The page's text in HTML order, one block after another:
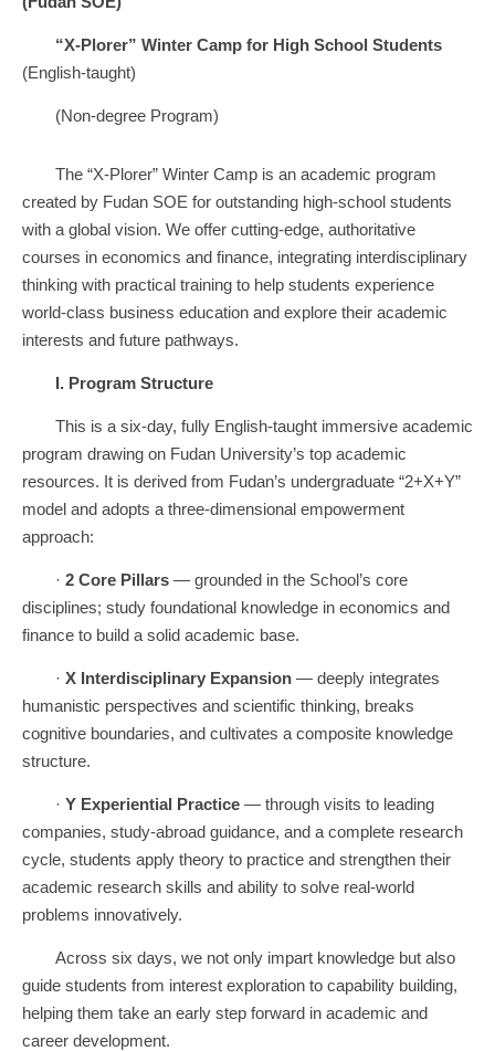
“X-Plorer” Winter Camp for High School Students
(English-taught)
(Non-degree Program)
The “X-Plorer” Winter Camp is an academic program
created by Fudan SOE for outstanding high-school students
with a global vision. We offer cutting-edge, authoritative
courses in economics and finance, integrating interdisciplinary
thinking with practical training to help students experience
world-class business education and explore their academic
interests and future pathways.
I. Program Structure
This is a six-day, fully English-taught immersive academic
program drawing on Fudan University’s top academic
resources. It is derived from Fudan’s undergraduate “2+X+Y”
model and adopts a three-dimensional empowerment
approach:
· 2 Core Pillars — grounded in the School’s core
disciplines; study foundational knowledge in economics and
finance to build a solid academic base.
· X Interdisciplinary Expansion — deeply integrates
humanistic perspectives and scientific thinking, breaks
cognitive boundaries, and cultivates a composite knowledge
structure.
· Y Experiential Practice — through visits to leading
companies, study-abroad guidance, and a complete research
cycle, students apply theory to practice and strengthen their
academic research skills and ability to solve real-world
problems innovatively.
Across six days, we not only impart knowledge but also
guide students from interest exploration to capability building,
helping them take an early step forward in academic and
career development.